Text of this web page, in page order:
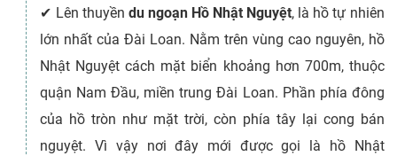
✔ Lên thuyền du ngoạn Hồ Nhật Nguyệt, là hồ tự nhiên
lớn nhất của Đài Loan. Nằm trên vùng cao nguyên, hồ
Nhật Nguyệt cách mặt biển khoảng hơn 700m, thuộc
quận Nam Đầu, miền trung Đài Loan. Phần phía đông
của hồ tròn như mặt trời, còn phía tây lại cong bán
nguyệt. Vì vậy nơi đây mới được gọi là hồ Nhật